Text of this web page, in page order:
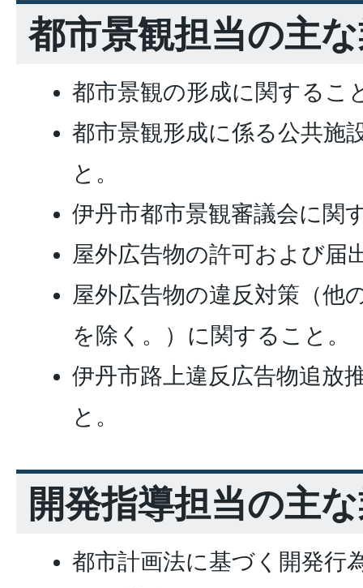
都市景観担当の主
都市景観の形成に関するこ
都市景観形成に係る公共施
と。
伊丹市都市景観審議会に関
屋外広告物の許可および届
屋外広告物の違反対策（他
を除く。）に関すること。
伊丹市路上違反広告物追放
と。
開発指導担当の主
都市計画法に基づく開発行